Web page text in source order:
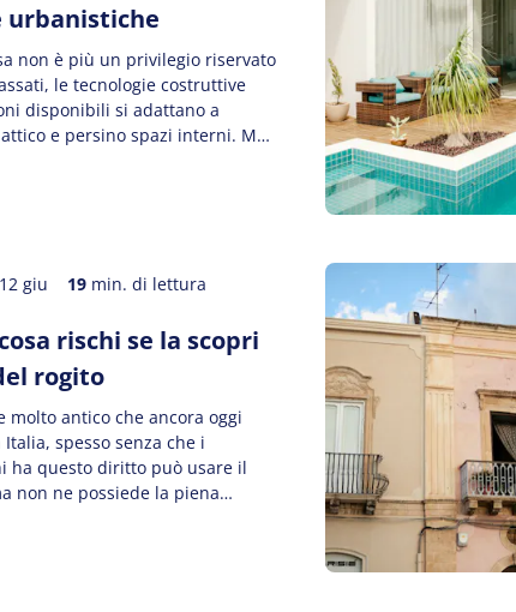
urbanistiche
non è più un privilegio riservato
le tecnologie costruttive
disponibili si adattano a
e persino spazi interni. Ma
12 giu 19 min. di lettura
rischi se la scopri
rogito
molto antico che ancora oggi
spesso senza che i
ha questo diritto può usare il
non ne possiede la piena